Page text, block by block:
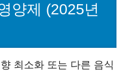
양제 (2025년
최소화 또는 다른 음식